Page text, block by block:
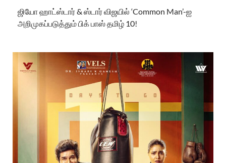
ஜியோ ஹாட்ஸ்டார் & ஸ்டார் விஜயில் ‘Common Man’-ஐ
அறிமுகப்படுத்தும் பிக் பாஸ் தமிழ் 10!